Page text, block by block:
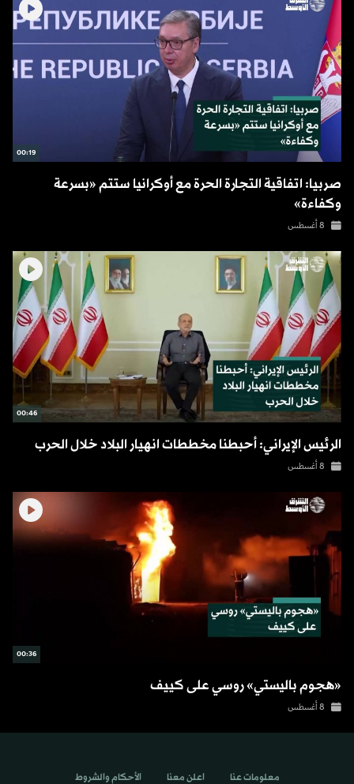
00:19
صربيا: اتفاقية التجارة الحرة مع أوكرانيا ستتم «بسرعة
وكفاءة»
8 أغسطس
00:46
الرئيس الإيراني: أحبطنا مخططات انهيار البلاد خلال الحرب
8 أغسطس
00:36
«هجوم باليستي» روسي على كييف
8 أغسطس
معلومات عنا اعلن معنا الأحكام والشروط